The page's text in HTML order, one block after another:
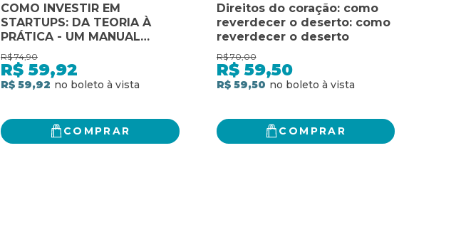
COMO INVESTIR EM
STARTUPS: DA TEORIA À
PRÁTICA - UM MANUAL
COMPLETO PARA COMEÇAR
COM SEGURANÇA
R$ 74,90
R$ 59,92
R$ 59,92
COMPRAR
Direitos do coração: como
reverdecer o deserto: como
reverdecer o deserto
R$ 70,00
R$ 59,50
R$ 59,50
COMPRAR